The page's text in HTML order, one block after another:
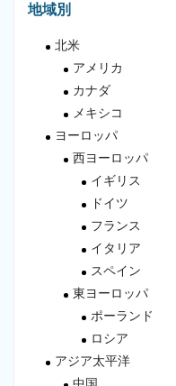
地域別
北米
アメリカ
カナダ
メキシコ
ヨーロッパ
西ヨーロッパ
イギリス
ドイツ
フランス
イタリア
スペイン
東ヨーロッパ
ポーランド
ロシア
アジア太平洋